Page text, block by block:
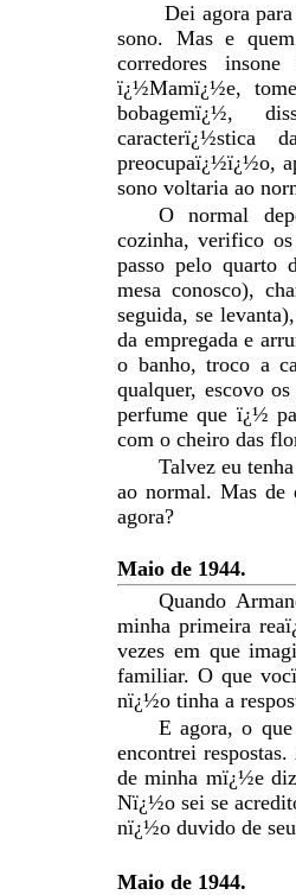
Dei agora
sono. Mas e
corredores
ï¿½Mamï¿½e,
bobagemï¿½,
caracterï¿½stica
preocupaï¿½ï¿½o,
sono voltaria ao
O normal
cozinha, verifico
passo pelo
mesa conosco),
seguida, se
da empregada e
o banho, troco a
qualquer, escovo
perfume que ï¿½
com o cheiro das
Talvez eu
ao normal. Mas de
agora?
Maio de 1944.
Quando
minha primeira
vezes em que
familiar. O que
nï¿½o tinha a
E agora, o
encontrei
de minha mï¿½e
Nï¿½o sei se
nï¿½o duvido de
Maio de 1944.